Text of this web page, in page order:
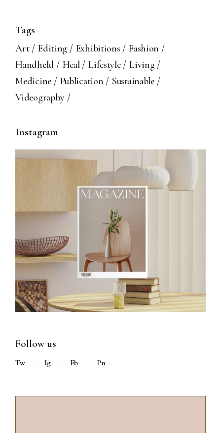
Tags
Art Editing Exhibitions
Fashion
Handheld
Heal Lifestyle
Living
Medicine
Publication
Sustainable
Videography
Instagram
Follow us
Tw Ig Fb Pn